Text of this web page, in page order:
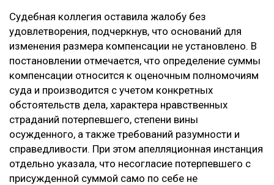
Кроме того, потерпевший обращал внимание суда на
то, что девушка погибла в 20 лет, не успев создать
семью и реализовать свои жизненные планы. По
мнению заявителя, суд первой инстанции не в
полной мере оценил глубину нравственных
страданий отца.
Что решил суд
Судебная коллегия оставила жалобу без
удовлетворения, подчеркнув, что оснований для